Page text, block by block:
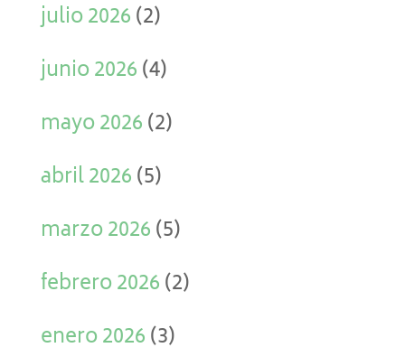
julio 2026(2)
junio 2026(4)
mayo 2026(2)
abril 2026(5)
marzo 2026(5)
febrero 2026(2)
enero 2026(3)